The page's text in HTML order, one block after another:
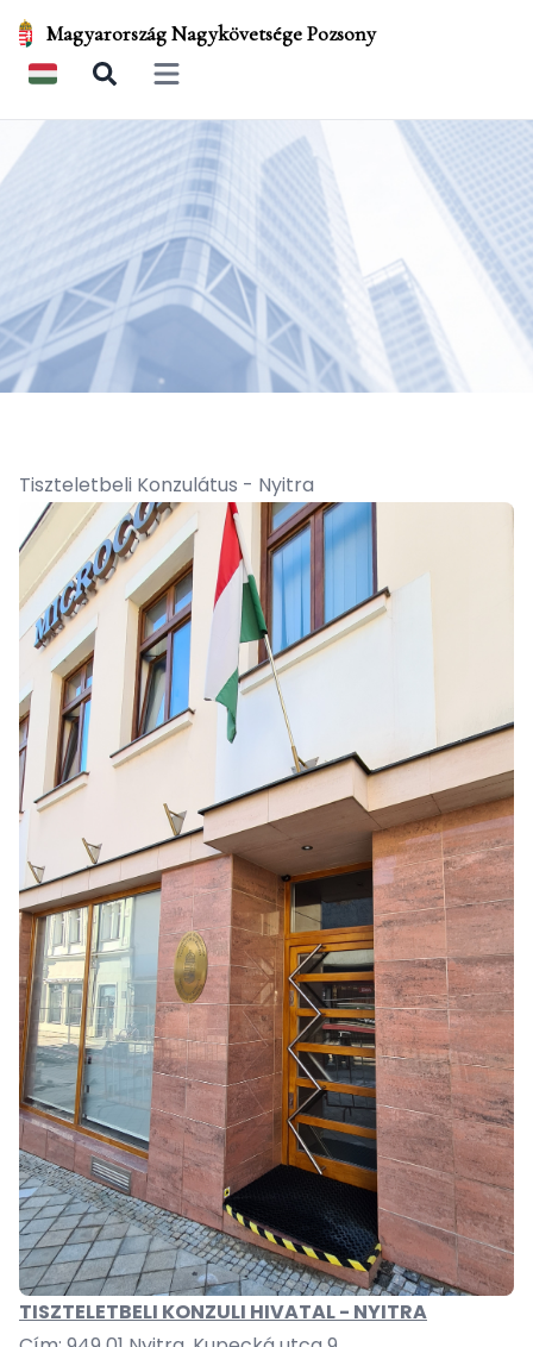
Magyarország Nagykövetsége Pozsony
Open main menu
Tiszteletbeli Konzulátus - Nyitra
TISZTELETBELI KONZULI HIVATAL - NYITRA